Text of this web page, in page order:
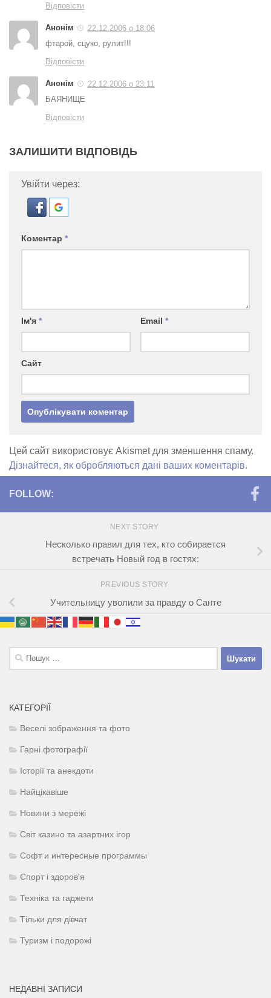
Відповісти
Анонім
22.12.2006 о 18:06
фтарой, сцуко, рулит!!!
Відповісти
Анонім
22.12.2006 о 23:11
БАЯНИЩЕ
Відповісти
ЗАЛИШИТИ ВІДПОВІДЬ
Увійти через:
Коментар *
Ім'я * Email *
Сайт
Цей сайт використовує Akismet для зменшення спаму.
Дізнайтеся, як обробляються дані ваших коментарів.
FOLLOW:
NEXT STORY
Несколько правил для тех, кто собирается
встречать Новый год в гостях:
PREVIOUS STORY
Учительницу уволили за правду о Санте
Пошук:
КАТЕГОРІЇ
Веселі зображення та фото
Гарні фотографії
Історії та анекдоти
Найцікавіше
Новини з мережі
Світ казино та азартних ігор
Софт и интересные программы
Спорт і здоров'я
Техніка та гаджети
Тільки для дівчат
Туризм і подорожі
НЕДАВНІ ЗАПИСИ